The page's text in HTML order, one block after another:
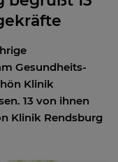
Gesundheits-
Klinik
13 von ihnen
Klinik Rendsburg